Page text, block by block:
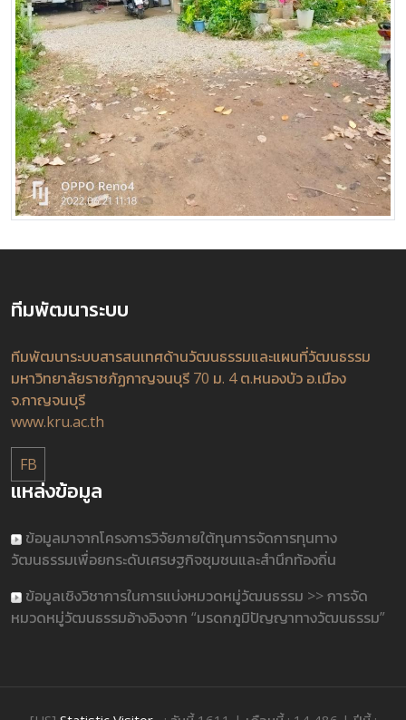
ทีมพัฒนาระบบ
ทีมพัฒนาระบบสารสนเทศด้านวัฒนธรรมและแผนที่วัฒนธรรม
มหาวิทยาลัยราชภัฏกาญจนบุรี 70 ม. 4 ต.หนองบัว อ.เมือง
จ.กาญจนบุรี
www.kru.ac.th
FB
แหล่งข้อมูล
ข้อมูลมาจากโครงการวิจัยภายใต้ทุนการจัดการทุนทาง
วัฒนธรรมเพื่อยกระดับเศรษฐกิจชุมชนและสำนึกท้องถิ่น
ข้อมูลเชิงวิชาการในการแบ่งหมวดหมู่วัฒนธรรม >> การจัด
หมวดหมู่วัฒนธรรมอ้างอิงจาก “มรดกภูมิปัญญาทางวัฒนธรรม”